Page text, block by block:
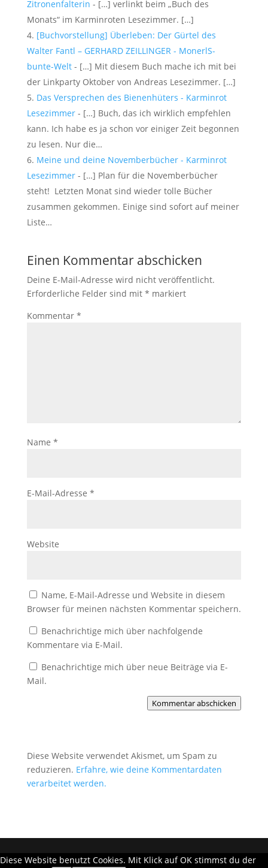
Zitronenfalterin - […] verlinkt beim „Buch des
Monats“ im Karminroten Lesezimmer. […]
[Buchvorstellung] Überleben: Der Gürtel des
Walter Fantl – GERHARD ZEILLINGER - MonerlS-
bunte-Welt- […] Mit diesem Buch mache ich mit bei
der Linkparty Oktober von Andreas Lesezimmer. […]
Das Versprechen des Bienenhüters - Karminrot
Lesezimmer- […] Buch, das ich wirklich empfehlen
kann. Ich habe es ja schon vor einiger Zeit begonnen
zu lesen. Nur die…
Meine und deine Novemberbücher - Karminrot
Lesezimmer- […] Plan für die Novemberbücher
steht! Letzten Monat sind wieder tolle Bücher
zusammen gekommen. Einige sind sofort auf meiner
Liste…
Einen Kommentar abschicken
Deine E-Mail-Adresse wird nicht veröffentlicht.
Erforderliche Felder sind mit * markiert
Kommentar *
Name *
E-Mail-Adresse *
Website
Name, E-Mail-Adresse und Website in diesem
Browser für meinen nächsten Kommentar speichern.
Benachrichtige mich über nachfolgende
Kommentare via E-Mail.
Benachrichtige mich über neue Beiträge via E-
Mail.
Kommentar abschicken
Diese Website verwendet Akismet, um Spam zu
reduzieren. Erfahre, wie deine Kommentardaten
verarbeitet werden.
Diese Website benutzt Cookies. Mit Klick auf OK stimmst du der